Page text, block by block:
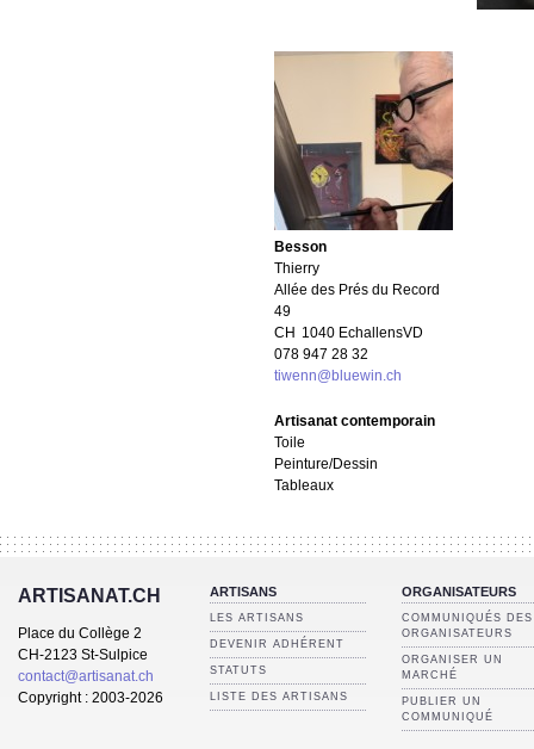
Besson
Thierry
Allée des Prés du Record
49
CH 1040 EchallensVD
078 947 28 32
tiwenn@bluewin.ch
Artisanat contemporain
Toile
Peinture/Dessin
Tableaux
ARTISANAT.CH
Place du Collège 2
CH-2123 St-Sulpice
contact@artisanat.ch
Copyright : 2003-2026
ARTISANS
LES ARTISANS
DEVENIR ADHÉRENT
STATUTS
LISTE DES ARTISANS
ORGANISATEURS
COMMUNIQUÉS DES
ORGANISATEURS
ORGANISER UN
MARCHÉ
PUBLIER UN
COMMUNIQUÉ